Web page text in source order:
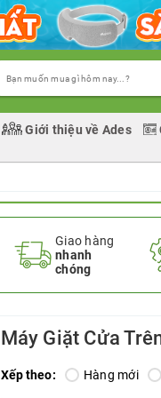
Giới thiệu về Ades
Giao hàng
nhanh
chóng
Máy Giặt Cửa
Xếp theo: Hàng mới